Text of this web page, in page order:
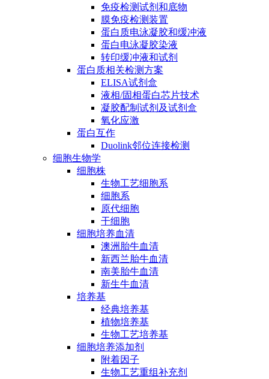
免疫检测试剂和底物
膜免疫检测装置
蛋白质电泳凝胶和缓冲液
蛋白电泳凝胶染液
转印缓冲液和试剂
蛋白质相关检测方案
ELISA试剂盒
液相/固相蛋白芯片技术
凝胶配制试剂及试剂盒
氧化应激
蛋白互作
Duolink邻位连接检测
细胞生物学
细胞株
生物工艺细胞系
细胞系
原代细胞
干细胞
细胞培养血清
澳洲胎牛血清
新西兰胎牛血清
南美胎牛血清
新生牛血清
培养基
经典培养基
植物培养基
生物工艺培养基
细胞培养添加剂
附着因子
生物工艺重组补充剂